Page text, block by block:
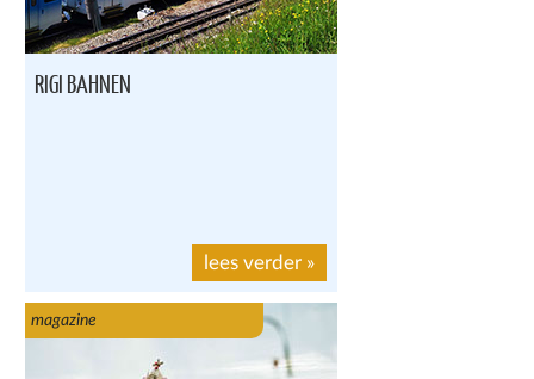
RIGI BAHNEN
lees verder »
magazine